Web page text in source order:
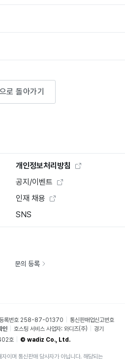
로 돌아가기
개인정보처리방침
공지/이벤트
인재 채용
SNS
문의 등록
등록번호 258-87-01370
통신판매업신고번호
인 호스팅 서비스 사업자: 와디즈(주)
경기
호
© wadiz Co., Ltd.
이며 통신판매 당사자가 아닙니다. 해당되는